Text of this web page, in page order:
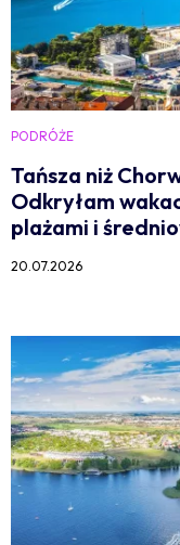
PODRÓŻE
Tańsza niż
Odkryłam
plażami i
20.07.2026